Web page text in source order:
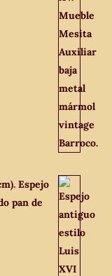
Espejo
pan de